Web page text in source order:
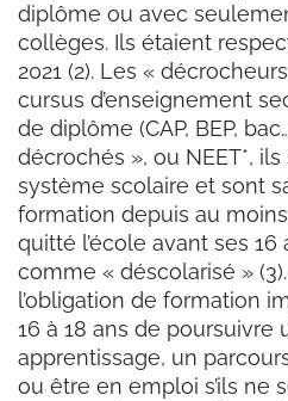
diplôme ou avec
collèges. Ils étaient
2021 (2). Les «
cursus d’enseignement
de diplôme (CAP, BEP,
décrochés », ou NEET*,
système scolaire et sont
formation depuis au
quitté l’école avant ses
comme « déscolarisé »
l’obligation de formation
16 à 18 ans de poursuivre
apprentissage, un
ou être en emploi s’ils ne